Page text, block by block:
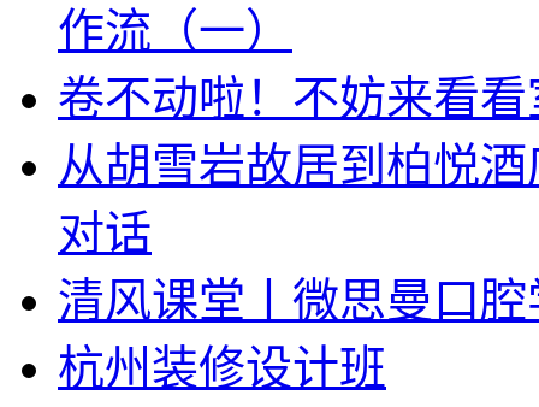
作流（一）
卷不动啦！不妨来看
从胡雪岩故居到柏悦
对话
清风课堂丨微思曼口
杭州装修设计班